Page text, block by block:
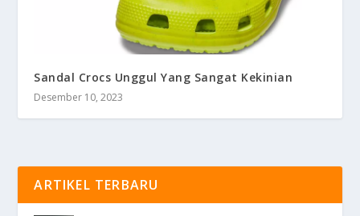
Sandal Crocs Unggul Yang Sangat Kekinian
Desember 10, 2023
ARTIKEL TERBARU